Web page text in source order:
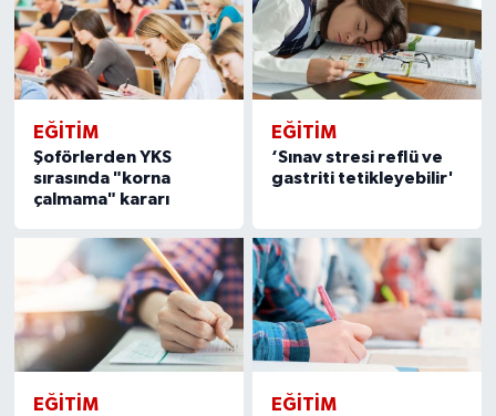
EĞITIM
Şoförlerden YKS
sırasında "korna
çalmama" kararı
EĞITIM
‘Sınav stresi reflü ve
gastriti tetikleyebilir'
EĞITIM EĞITIM